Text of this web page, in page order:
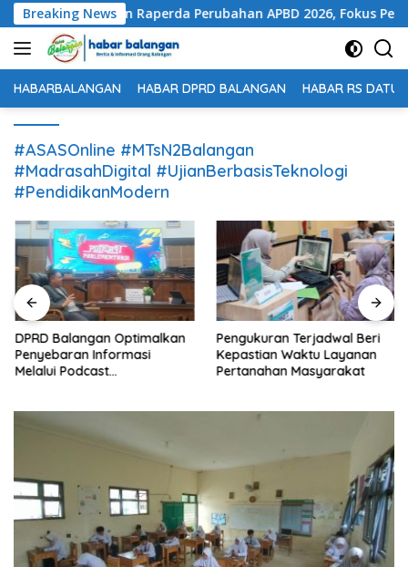
Langsung
ke
konten
Breaking News
Persetujuan Raperda Perubahan APBD 2026, Fokus
HABARBALANGAN HABAR DPRD BALANGAN HABAR RS DATU
#ASASOnline #MTsN2Balangan
#MadrasahDigital #UjianBerbasisTeknologi
#PendidikanModern
DPRD Balangan Optimalkan
Penyebaran Informasi
Melalui Podcast
Pengukuran Terjadwal Beri
Kepastian Waktu Layanan
Pertanahan Masyarakat